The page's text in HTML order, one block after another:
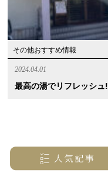
その他おすすめ情報
2024.04.01
最高の湯でリフレッシュ!